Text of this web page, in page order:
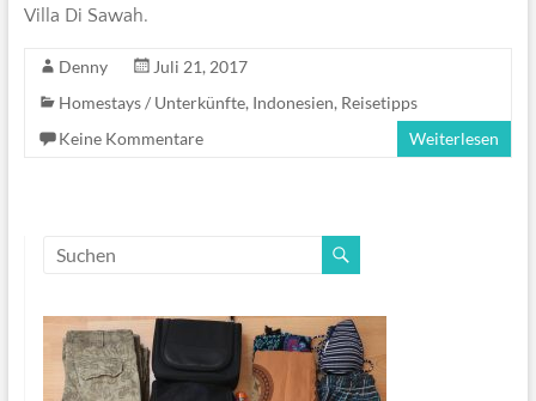
Villa Di Sawah.
Denny
Juli 21, 2017
Homestays / Unterkünfte, Indonesien, Reisetipps
Keine Kommentare
Weiterlesen